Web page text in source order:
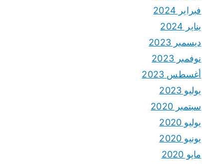
فبراير 2024
يناير 2024
ديسمبر 2023
نوفمبر 2023
أغسطس 2023
يوليو 2023
سبتمبر 2020
يوليو 2020
يونيو 2020
مايو 2020